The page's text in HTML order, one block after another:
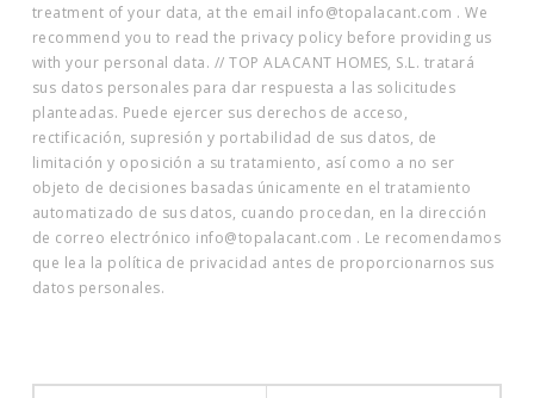
treatment of your data, at the email info@topalacant.com . We
recommend you to read the privacy policy before providing us
with your personal data. // TOP ALACANT HOMES, S.L. tratará
sus datos personales para dar respuesta a las solicitudes
planteadas. Puede ejercer sus derechos de acceso,
rectificación, supresión y portabilidad de sus datos, de
limitación y oposición a su tratamiento, así como a no ser
objeto de decisiones basadas únicamente en el tratamiento
automatizado de sus datos, cuando procedan, en la dirección
de correo electrónico info@topalacant.com . Le recomendamos
que lea la política de privacidad antes de proporcionarnos sus
datos personales.